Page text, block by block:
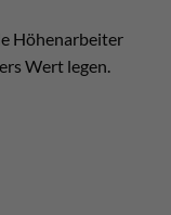
Höhenarbeiter
Wert legen.